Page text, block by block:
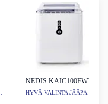
NEDIS KAIC100FWT
HYVÄ VALINTA JÄÄPA...